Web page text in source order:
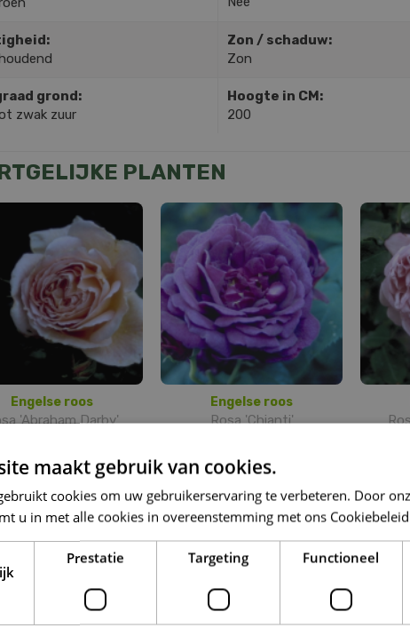
Zon / schaduw:
Zon
grond:
zwak zuur
Hoogte in CM:
200
PLANTEN
Engelse roos
'Abraham Darby'
Engelse roos
Rosa 'Chianti'
maakt gebruik van cookies.
cookies om uw gebruikerservaring te verbeteren. Door
u in met alle cookies in overeenstemming met ons
Prestatie Targeting Functioneel